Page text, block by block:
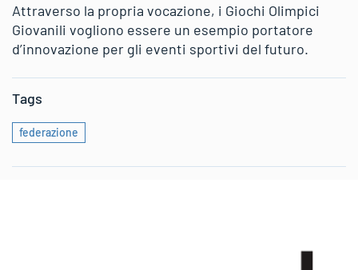
Attraverso la propria vocazione, i Giochi Olimpici
Giovanili vogliono essere un esempio portatore
d’innovazione per gli eventi sportivi del futuro.
Tags
federazione